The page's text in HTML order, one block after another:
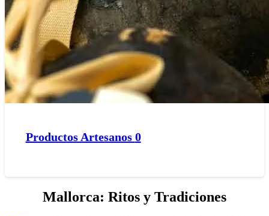
Productos Artesanos 0
Mallorca: Ritos y Tradiciones